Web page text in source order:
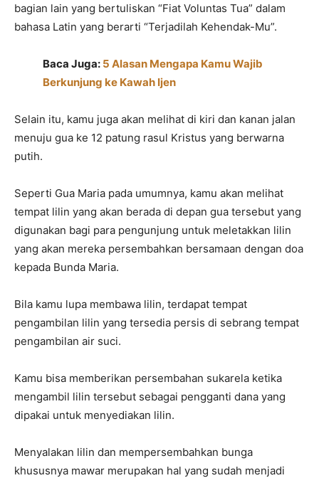
bagian lain yang bertuliskan “Fiat Voluntas Tua” dalam
bahasa Latin yang berarti “Terjadilah Kehendak-Mu”.
Baca Juga: 5 Alasan Mengapa Kamu Wajib
Berkunjung ke Kawah Ijen
Selain itu, kamu juga akan melihat di kiri dan kanan jalan
menuju gua ke 12 patung rasul Kristus yang berwarna
putih.
Seperti Gua Maria pada umumnya, kamu akan melihat
tempat lilin yang akan berada di depan gua tersebut yang
digunakan bagi para pengunjung untuk meletakkan lilin
yang akan mereka persembahkan bersamaan dengan doa
kepada Bunda Maria.
Bila kamu lupa membawa lilin, terdapat tempat
pengambilan lilin yang tersedia persis di sebrang tempat
pengambilan air suci.
Kamu bisa memberikan persembahan sukarela ketika
mengambil lilin tersebut sebagai pengganti dana yang
dipakai untuk menyediakan lilin.
Menyalakan lilin dan mempersembahkan bunga
khususnya mawar merupakan hal yang sudah menjadi